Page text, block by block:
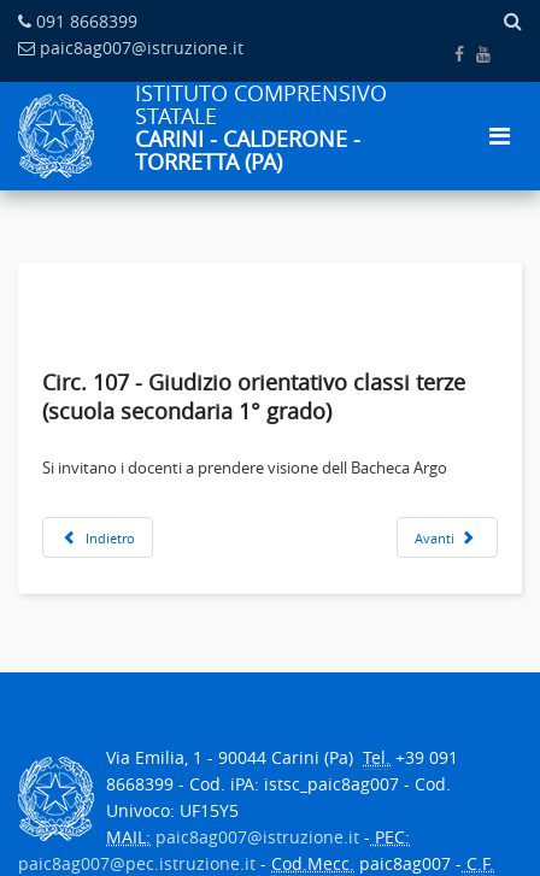
091 8668399
paic8ag007@istruzione.it
ISTITUTO COMPRENSIVO
STATALE
CARINI - CALDERONE -
TORRETTA (PA)
Circ. 107 - Giudizio orientativo classi terze
(scuola secondaria 1° grado)
Si invitano i docenti a prendere visione dell Bacheca Argo
Indietro Avanti
Via Emilia, 1 - 90044 Carini (Pa) Tel. +39 091
8668399 - Cod. iPA: istsc_paic8ag007 - Cod.
Univoco: UF15Y5
MAIL: paic8ag007@istruzione.it - PEC:
paic8ag007@pec.istruzione.it - Cod.Mecc. paic8ag007 - C.F.